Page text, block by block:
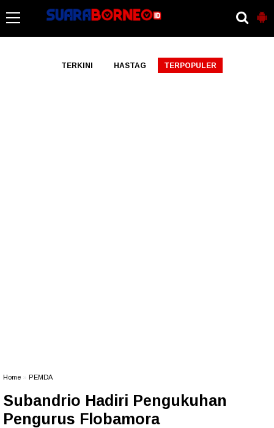
TERKINI HASTAG TERPOPULER
Home PEMDA
Subandrio Hadiri Pengukuhan
Pengurus Flobamora